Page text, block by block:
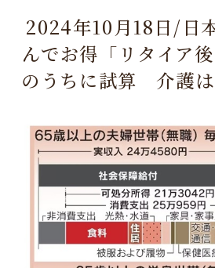
2024年10月18日/日
んでお得「リタイア
のうちに試算 介護は